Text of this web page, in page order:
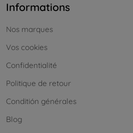
Informations
Nos marques
Vos cookies
Confidentialité
Politique de retour
Conditión générales
Blog